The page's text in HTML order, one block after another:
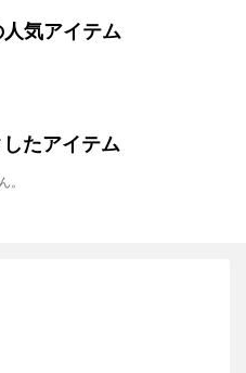
人気アイテム
たアイテム
。